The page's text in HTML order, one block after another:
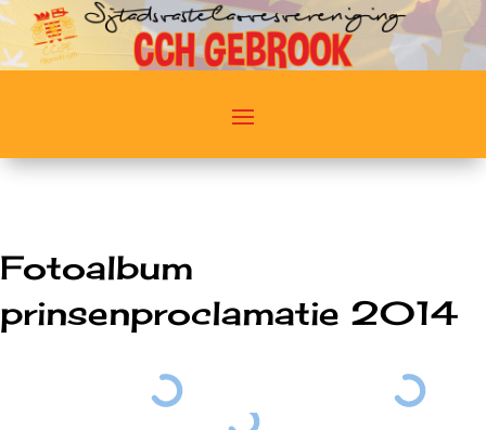
Fotoalbum
prinsenproclamatie 2014